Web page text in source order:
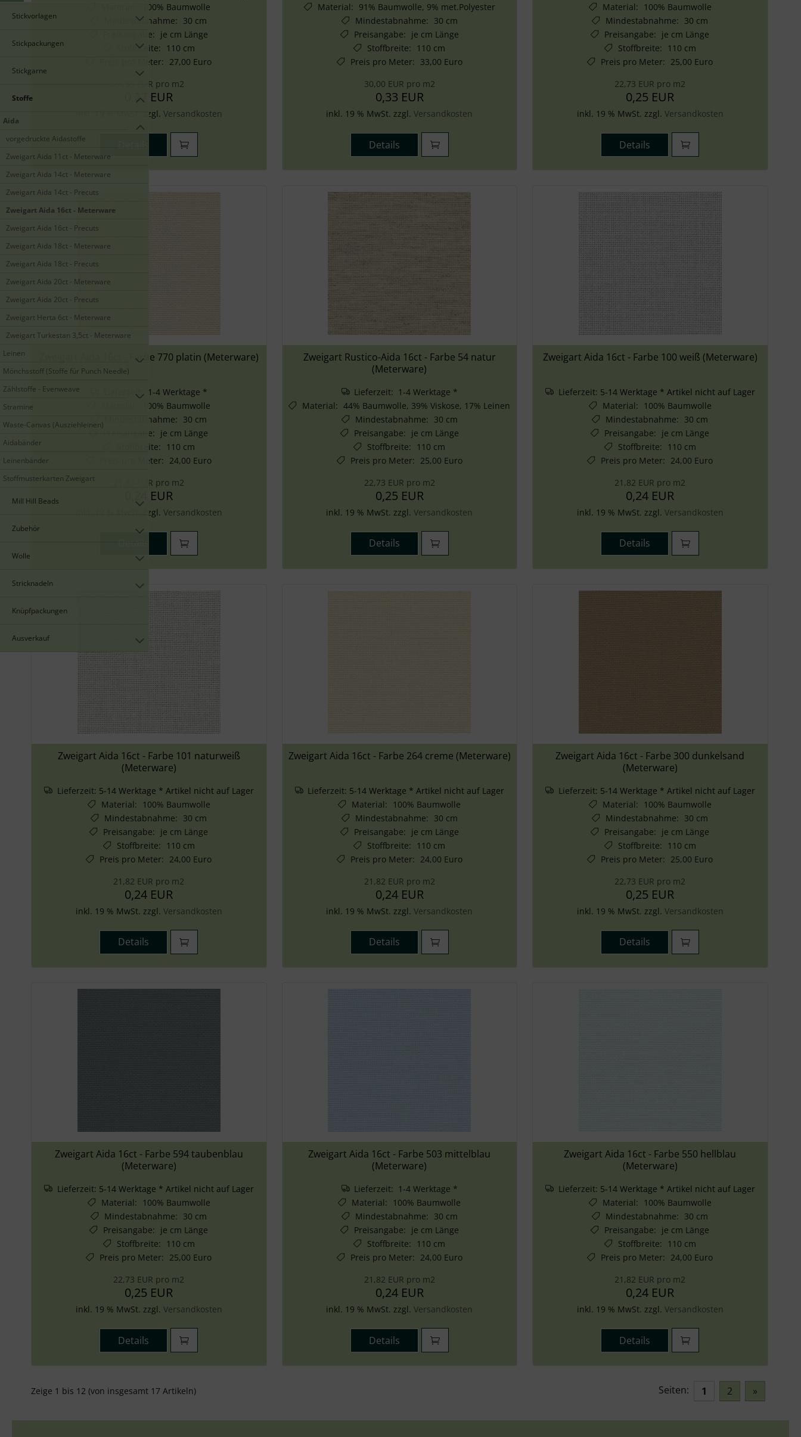
Stickvorlagen
Stickpackungen
Stickgarne
Stoffe
Aida
vorgedruckte Aidastoffe
Zweigart Aida 11ct - Meterware
Zweigart Aida 14ct - Meterware
Zweigart Aida 14ct - Precuts
Zweigart Aida 16ct - Meterware
Zweigart Aida 16ct - Precuts
Zweigart Aida 18ct - Meterware
Zweigart Aida 18ct - Precuts
Zweigart Aida 20ct - Meterware
Zweigart Aida 20ct - Precuts
Zweigart Herta 6ct - Meterware
Zweigart Turkestan 3,5ct - Meterware
Leinen
Mönchsstoff (Stoffe für Punch Needle)
Zählstoffe - Evenweave
Stramine
Waste-Canvas (Ausziehleinen)
Aidabänder
Leinenbänder
Stoffmusterkarten Zweigart
Mill Hill Beads
Zubehör
Wolle
Stricknadeln
Knüpfpackungen
Ausverkauf
100% Baumwolle
Mindestabnahme: 30 cm
Preisangabe: je cm Länge
Stoffbreite: 110 cm
Preis pro Meter: 27,00 Euro
24,55 EUR pro m2
0,27 EUR
inkl. 19 % MwSt. zzgl. Versandkosten
Material: 91% Baumwolle, 9% met.Polyester
Mindestabnahme: 30 cm
Preisangabe: je cm Länge
Stoffbreite: 110 cm
Preis pro Meter: 33,00 Euro
30,00 EUR pro m2
0,33 EUR
inkl. 19 % MwSt. zzgl.Versandkosten
Details
Material: 100% Baumwolle
Mindestabnahme: 30 cm
Preisangabe: je cm Länge
Stoffbreite: 110 cm
Preis pro Meter: 25,00 Euro
22,73 EUR pro m2
0,25 EUR
inkl. 19 % MwSt. zzgl. Versandkosten
Details
Zweigart Aida 16ct - Farbe 770 platin (Meterware)
Lieferzeit: 1-4 Werktage *
100% Baumwolle
Mindestabnahme: 30 cm
Preisangabe: je cm Länge
Stoffbreite: 110 cm
Preis pro Meter: 24,00 Euro
21,82 EUR pro m2
0,24 EUR
inkl. 19 % MwSt. zzgl. Versandkosten
Zweigart Rustico-Aida 16ct - Farbe 54 natur
(Meterware)
Lieferzeit: 1-4 Werktage *
Material: 44% Baumwolle, 39% Viskose, 17% Leinen
Mindestabnahme: 30 cm
Preisangabe: je cm Länge
Stoffbreite: 110 cm
Preis pro Meter: 25,00 Euro
22,73 EUR pro m2
0,25 EUR
inkl. 19 % MwSt. zzgl.Versandkosten
Details
Zweigart Aida 16ct - Farbe 100 weiß (Meterware)
Lieferzeit: 5-14 Werktage * Artikel nicht auf Lager
Material: 100% Baumwolle
Mindestabnahme: 30 cm
Preisangabe: je cm Länge
Stoffbreite: 110 cm
Preis pro Meter: 24,00 Euro
21,82 EUR pro m2
0,24 EUR
inkl. 19 % MwSt. zzgl. Versandkosten
Details
Zweigart Aida 16ct - Farbe 101 naturweiß
(Meterware)
Lieferzeit: 5-14 Werktage * Artikel nicht auf Lager
Material: 100% Baumwolle
Mindestabnahme: 30 cm
Preisangabe: je cm Länge
Stoffbreite: 110 cm
Preis pro Meter: 24,00 Euro
21,82 EUR pro m2
0,24 EUR
inkl. 19 % MwSt. zzgl. Versandkosten
Details
Zweigart Aida 16ct - Farbe 264 creme (Meterware)
Lieferzeit: 5-14 Werktage * Artikel nicht auf Lager
Material: 100% Baumwolle
Mindestabnahme: 30 cm
Preisangabe: je cm Länge
Stoffbreite: 110 cm
Preis pro Meter: 24,00 Euro
21,82 EUR pro m2
0,24 EUR
inkl. 19 % MwSt. zzgl.Versandkosten
Details
Zweigart Aida 16ct - Farbe 300 dunkelsand
(Meterware)
Lieferzeit: 5-14 Werktage * Artikel nicht auf Lager
Material: 100% Baumwolle
Mindestabnahme: 30 cm
Preisangabe: je cm Länge
Stoffbreite: 110 cm
Preis pro Meter: 25,00 Euro
22,73 EUR pro m2
0,25 EUR
inkl. 19 % MwSt. zzgl. Versandkosten
Details
Zweigart Aida 16ct - Farbe 594 taubenblau
(Meterware)
Lieferzeit: 5-14 Werktage * Artikel nicht auf Lager
Material: 100% Baumwolle
Mindestabnahme: 30 cm
Preisangabe: je cm Länge
Stoffbreite: 110 cm
Preis pro Meter: 25,00 Euro
22,73 EUR pro m2
0,25 EUR
inkl. 19 % MwSt. zzgl. Versandkosten
Details
Zweigart Aida 16ct - Farbe 503 mittelblau
(Meterware)
Lieferzeit: 1-4 Werktage *
Material: 100% Baumwolle
Mindestabnahme: 30 cm
Preisangabe: je cm Länge
Stoffbreite: 110 cm
Preis pro Meter: 24,00 Euro
21,82 EUR pro m2
0,24 EUR
inkl. 19 % MwSt. zzgl.Versandkosten
Details
Zweigart Aida 16ct - Farbe 550 hellblau
(Meterware)
Lieferzeit: 5-14 Werktage * Artikel nicht auf Lager
Material: 100% Baumwolle
Mindestabnahme: 30 cm
Preisangabe: je cm Länge
Stoffbreite: 110 cm
Preis pro Meter: 24,00 Euro
21,82 EUR pro m2
0,24 EUR
inkl. 19 % MwSt. zzgl. Versandkosten
Details
Zeige 1 bis 12 (von insgesamt 17 Artikeln) Seiten: 1 2 »